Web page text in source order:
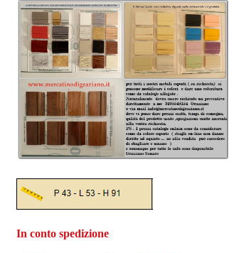
In conto spedizione